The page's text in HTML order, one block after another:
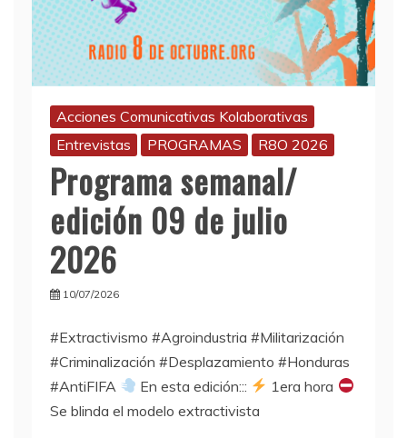
Acciones Comunicativas Kolaborativas
Entrevistas
PROGRAMAS R8O 2026
Programa semanal/
edición 09 de julio
2026
10/07/2026
#Extractivismo #Agroindustria #Militarización
#Criminalización #Desplazamiento #Honduras
#AntiFIFA
En esta edición:::
1era hora
Se blinda el modelo extractivista